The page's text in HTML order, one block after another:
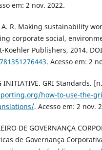
em: 2 nov. 2022.
A. R. Making sustainability
corporate social,
Publishers, 2014.
. Acesso em: 2
INITIATIVE. GRI Standards.
how-to-use-the-
. Acesso em: 2 nov.
DE GOVERNANÇA
de Governança